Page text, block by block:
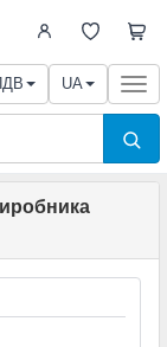
UA